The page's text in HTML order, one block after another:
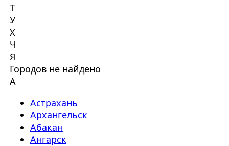
Т
У
Х
Ч
Я
Городов не найдено
А
Астрахань
Архангельск
Абакан
Ангарск